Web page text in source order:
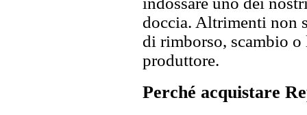
doccia. Altrimenti non
di rimborso, scambio
produttore.
Perché acquistare